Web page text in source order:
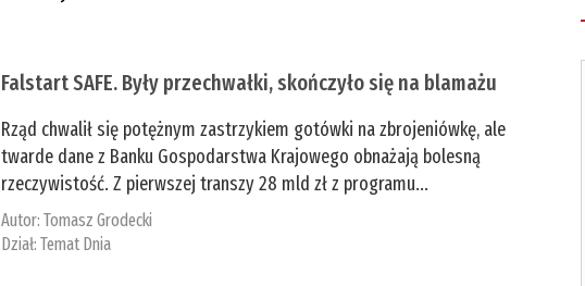
Falstart SAFE. Były przechwałki, skończyło się na blamażu
Rząd chwalił się potężnym zastrzykiem gotówki na zbrojeniówkę, ale
twarde dane z Banku Gospodarstwa Krajowego obnażają bolesną
rzeczywistość. Z pierwszej transzy 28 mld zł z programu...
Autor:Tomasz Grodecki
Dział:Temat Dnia